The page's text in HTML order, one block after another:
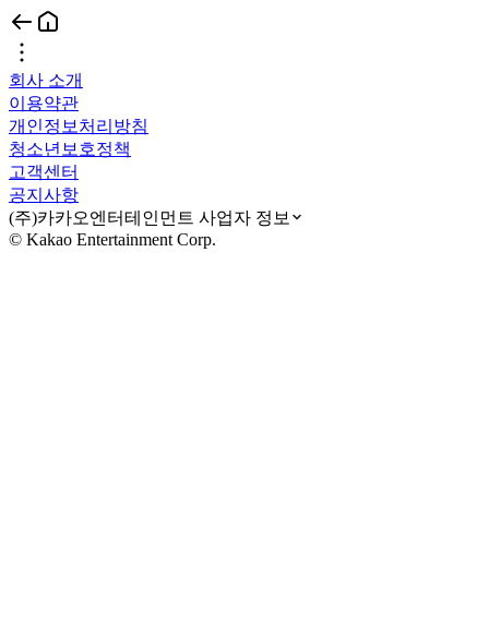
회사 소개
이용약관
개인정보처리방침
청소년보호정책
고객센터
공지사항
(주)카카오엔터테인먼트 사업자 정보
© Kakao Entertainment Corp.